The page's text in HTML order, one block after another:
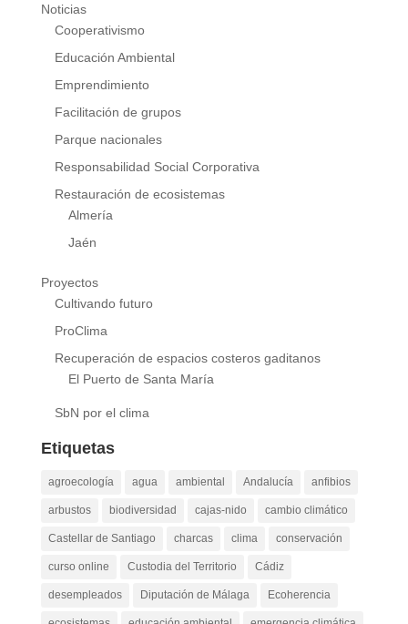
Noticias
Cooperativismo
Educación Ambiental
Emprendimiento
Facilitación de grupos
Parque nacionales
Responsabilidad Social Corporativa
Restauración de ecosistemas
Almería
Jaén
Proyectos
Cultivando futuro
ProClima
Recuperación de espacios costeros gaditanos
El Puerto de Santa María
SbN por el clima
Etiquetas
agroecología agua ambiental Andalucía anfibios
arbustos biodiversidad cajas-nido cambio climático
Castellar de Santiago charcas clima conservación
curso online Custodia del Territorio Cádiz
desempleados Diputación de Málaga Ecoherencia